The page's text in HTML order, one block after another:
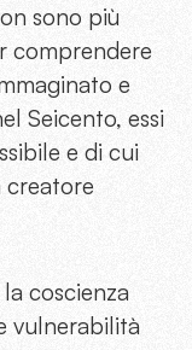
sono più
comprendere
e
Seicento, essi
e di cui
creatore
coscienza
vulnerabilità